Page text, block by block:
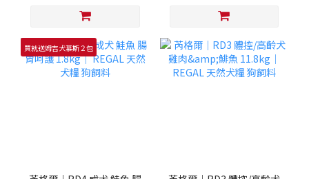
買就送姆吉犬慕斯２包